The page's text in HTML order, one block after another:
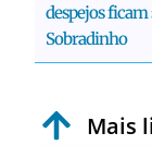
despejos ficam
Sobradinho
Mais